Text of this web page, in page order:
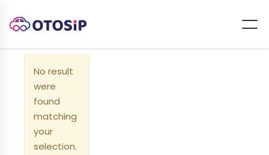
No result
were
found
matching
your
selection.